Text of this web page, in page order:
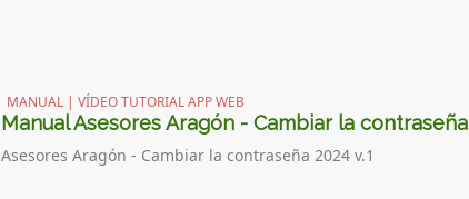
MANUAL | VÍDEO TUTORIAL APP WEB
Manual Asesores Aragón - Cambiar la contraseña
Asesores Aragón - Cambiar la contraseña 2024 v.1